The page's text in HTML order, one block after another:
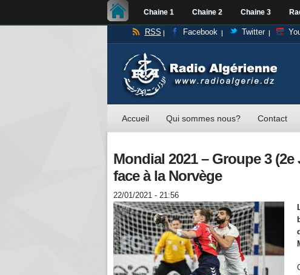
Chaine 1 Chaine 2 Chaine 3
RSS Facebook Twitter
Accueil Qui sommes nous? Contact
Mondial 2021 – Groupe 3
face à la Norvège
22/01/2021 - 21:56